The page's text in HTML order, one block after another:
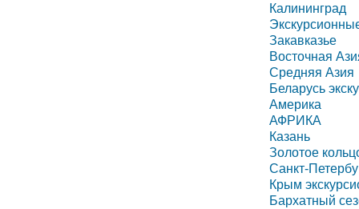
Калининград
Закавказье
Восточная
Средняя Азия
Беларусь
Америка
АФРИКА
Казань
Золотое
Санкт-
Крым
Бархатный